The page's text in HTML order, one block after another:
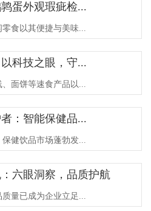
蛋外观瑕疵检...
食以其便捷与美味...
科技之眼，守...
面饼等速食产品以...
：智能保健品...
健饮品市场蓬勃发...
六眼洞察，品质护航
量已成为企业立足...